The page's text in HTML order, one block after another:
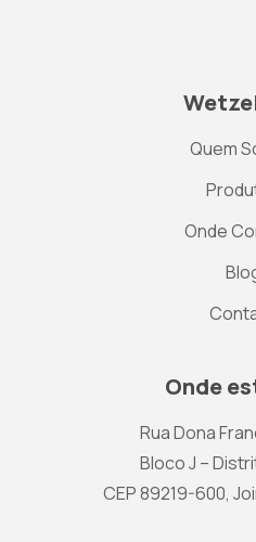
Quem
Onde
Onde
Rua Dona
Bloco J –
CEP 89219-600,